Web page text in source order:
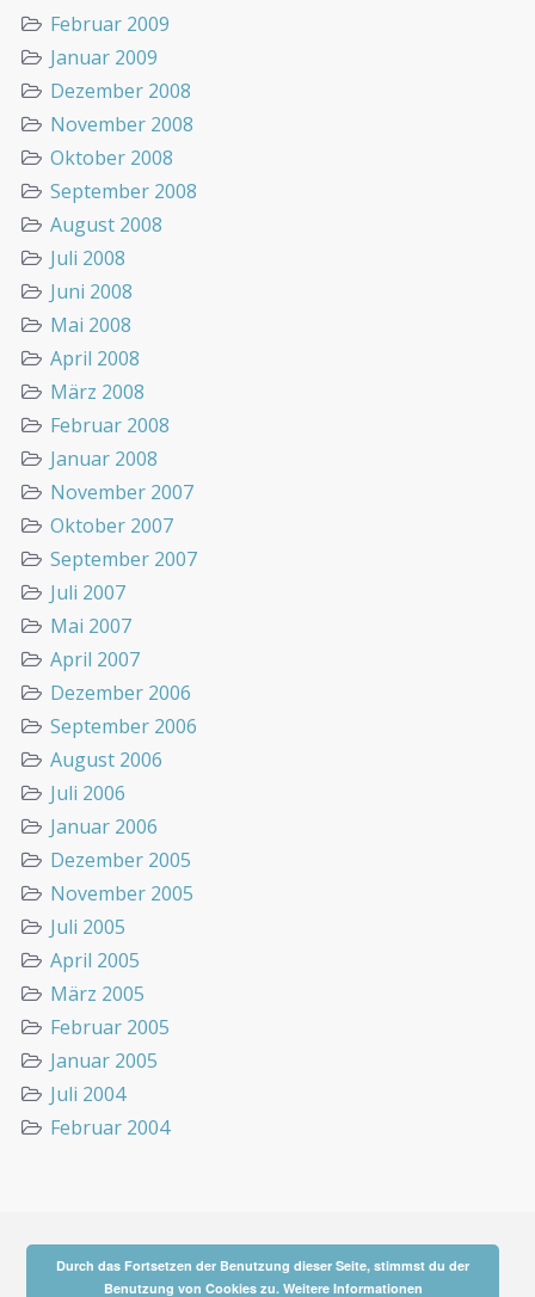
Februar 2009
Januar 2009
Dezember 2008
November 2008
Oktober 2008
September 2008
August 2008
Juli 2008
Juni 2008
Mai 2008
April 2008
März 2008
Februar 2008
Januar 2008
November 2007
Oktober 2007
September 2007
Juli 2007
Mai 2007
April 2007
Dezember 2006
September 2006
August 2006
Juli 2006
Januar 2006
Dezember 2005
November 2005
Juli 2005
April 2005
März 2005
Februar 2005
Januar 2005
Juli 2004
Februar 2004
Durch das Fortsetzen der Benutzung dieser Seite, stimmst du der
Benutzung von Cookies zu. Weitere Informationen